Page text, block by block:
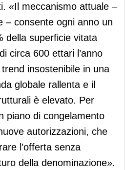
«Il meccanismo attuale –
– consente ogni anno un
della superficie vitata
circa 600 ettari l’anno
insostenibile in una
globale rallenta e il
è elevato. Per
piano di congelamento
autorizzazioni, che
l’offerta senza
della denominazione».